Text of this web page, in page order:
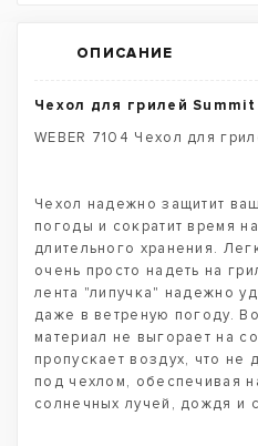
ОПИСАНИЕ
Чехол для грилей
WEBER 7104 Чехол для
Чехол надежно защитит
погоды и сократит время
длительного хранения.
очень просто надеть на
лента "липучка" надежно
даже в ветреную погоду.
материал не выгорает на
пропускает воздух, что не
под чехлом, обеспечивая
солнечных лучей, дождя и